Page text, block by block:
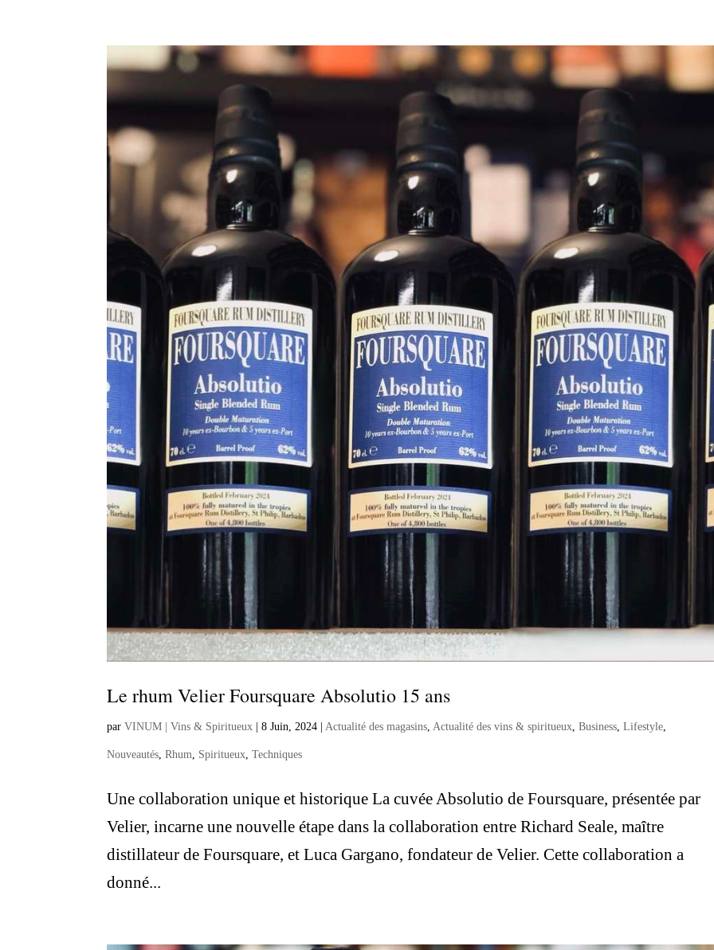
Le rhum Velier Foursquare Absolutio 15 ans
parVINUM | Vins & Spiritueux |8 Juin, 2024 |Actualité des magasins,Actualité des vins & spiritueux,Business,Lifestyle,
Nouveautés,Rhum, Spiritueux,Techniques
Une collaboration unique et historique La cuvée Absolutio de Foursquare, présentée par
Velier, incarne une nouvelle étape dans la collaboration entre Richard Seale, maître
distillateur de Foursquare, et Luca Gargano, fondateur de Velier. Cette collaboration a
donné...